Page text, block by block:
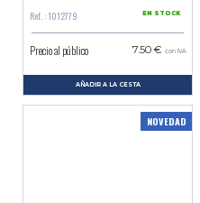
Ref. : 1012779 EN STOCK
Precio al público 7.50 € con IVA
AÑADIR A LA CESTA
NOVEDAD